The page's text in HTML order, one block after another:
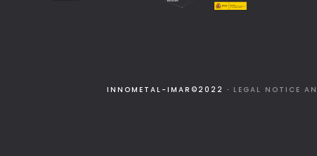
INNOMETAL-IMAR©2022 · LEGAL NOTICE